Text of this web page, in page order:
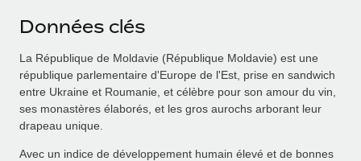
Données clés
La République de Moldavie (République Moldavie) est une
république parlementaire d'Europe de l'Est, prise en sandwich
entre Ukraine et Roumanie, et célèbre pour son amour du vin,
ses monastères élaborés, et les gros aurochs arborant leur
drapeau unique.
Avec un indice de développement humain élevé et de bonnes